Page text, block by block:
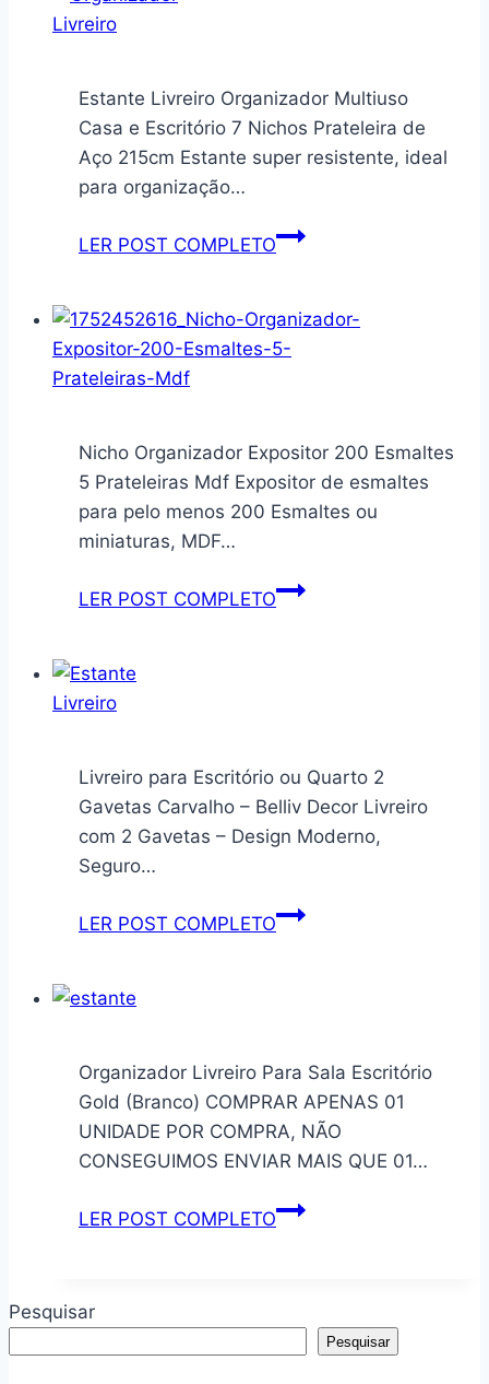
Maciça
100×70
Armário
Estante Livreiro Organizador Multiuso
Casa e Escritório 7 Nichos Prateleira de
Aço 215cm Estante super resistente, ideal
para organização…
LER POST COMPLETOEstante
Multiuso
Casa
Nichos
Prateleira
215cm
Nicho Organizador Expositor 200 Esmaltes
5 Prateleiras Mdf Expositor de esmaltes
para pelo menos 200 Esmaltes ou
miniaturas, MDF…
LER POST COMPLETONicho
Prateleiras
Mdf
Livreiro para Escritório ou Quarto 2
Gavetas Carvalho – Belliv Decor Livreiro
com 2 Gavetas – Design Moderno,
Seguro…
LER POST COMPLETOLivreiro
Gavetas
Carvalho
–
Decor
Organizador Livreiro Para Sala Escritório
Gold (Branco) COMPRAR APENAS 01
UNIDADE POR COMPRA, NÃO
CONSEGUIMOS ENVIAR MAIS QUE 01…
LER POST COMPLETOOrganizador
Escritório
Gold
Pesquisar
Pesquisar